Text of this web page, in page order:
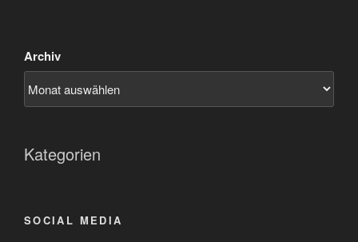
Archiv
Kategorien
SOCIAL MEDIA